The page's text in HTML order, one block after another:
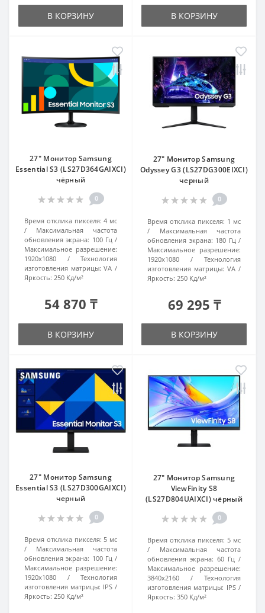
В КОРЗИНУ В КОРЗИНУ
27" Монитор Samsung
Essential S3 (LS27D364GAIXCI)
чёрный
0
Время отклика пикселя: 4 мс
Максимальная частота
обновления экрана: 100 Гц
Максимальное разрешение:
1920x1080
Технология
изготовления матрицы: VA
Яркость: 250 Кд/м²
54 870 ₸
В КОРЗИНУ
27" Монитор Samsung
Odyssey G3 (LS27DG300EIXCI)
черный
0
Время отклика пикселя: 1 мс
Максимальная частота
обновления экрана: 180 Гц
Максимальное разрешение:
1920x1080
Технология
изготовления матрицы: VA
Яркость: 250 Кд/м²
69 295 ₸
В КОРЗИНУ
27" Монитор Samsung
Essential S3 (LS27D300GAIXCI)
черный
0
Время отклика пикселя: 5 мс
Максимальная частота
обновления экрана: 100 Гц
Максимальное разрешение:
1920x1080
Технология
изготовления матрицы: IPS
Яркость: 250 Кд/м²
27" Монитор Samsung
ViewFinity S8
(LS27D804UAIXCI) чёрный
0
Время отклика пикселя: 5 мс
Максимальная частота
обновления экрана: 60 Гц
Максимальное разрешение:
3840x2160
Технология
изготовления матрицы: IPS
Яркость: 350 Кд/м²